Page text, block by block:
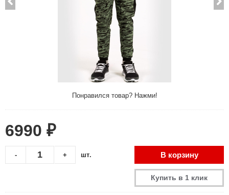
Понравился товар? Нажми!
6990 ₽
+
- шт. В корзину
Купить в 1 клик